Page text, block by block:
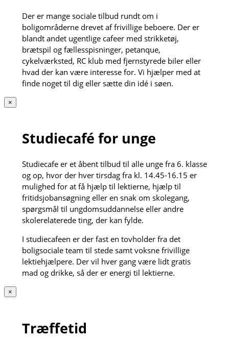
Der er mange sociale tilbud rundt om i
boligområderne drevet af frivillige beboere. Der er
blandt andet ugentlige cafeer med strikketøj,
brætspil og fællesspisninger, petanque,
cykelværksted, RC klub med fjernstyrede biler eller
hvad der kan være interesse for. Vi hjælper med at
finde noget til dig eller sætte din idé i søen.
×
Studiecafé for unge
Studiecafe er et åbent tilbud til alle unge fra 6. klasse
og op, hvor der hver tirsdag fra kl. 14.45-16.15 er
mulighed for at få hjælp til lektierne, hjælp til
fritidsjobansøgning eller en snak om skolegang,
spørgsmål til ungdomsuddannelse eller andre
skolerelaterede ting, der kan fylde.
I studiecafeen er der fast en tovholder fra det
boligsociale team til stede samt voksne frivillige
lektiehjælpere. Der vil hver gang være lidt gratis
mad og drikke, så der er energi til lektierne.
×
Træffetid